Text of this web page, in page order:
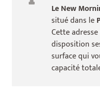
Le New
situé dans le
Cette
disposition
surface qui
capacité